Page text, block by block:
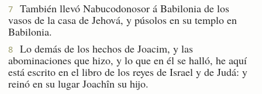
7
También llevó Nabucodonosor á Babilonia de los
vasos de la casa de Jehová, y púsolos en su templo en
Babilonia.
8
Lo demás de los hechos de Joacim, y las
abominaciones que hizo, y lo que en él se halló, he aquí
está escrito en el libro de los reyes de Israel y de Judá: y
reinó en su lugar Joachîn su hijo.